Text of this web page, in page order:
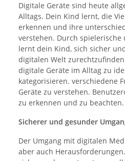
Digitale Geräte sind heute
Alltags. Dein Kind lernt, die
erkennen und ihre
verstehen. Durch
lernt dein Kind, sich sicher
digitalen Welt
digitale Geräte im Alltag zu
kategorisieren. verschiedene
Geräte zu verstehen.
zu erkennen und zu beachten.
Sicherer und gesunder
Der Umgang mit digitalen
aber auch